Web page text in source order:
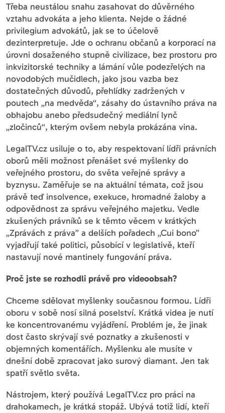
Třeba neustálou snahu zasahovat do důvěrného
vztahu advokáta a jeho klienta. Nejde o žádné
privilegium advokátů, jak se to účelově
dezinterpretuje. Jde o ochranu občanů a korporací na
úrovni dosaženého stupně civilizace, bez prostoru pro
inkvizitorské techniky a lámání vůle podezřelých na
novodobých mučidlech, jako jsou vazba bez
dostatečných důvodů, přehlídky zadržených v
poutech „na medvěda“, zásahy do ústavního práva na
obhajobu anebo předsudečný mediální lynč
„zločinců“, kterým ovšem nebyla prokázána vina.
LegalTV.cz usiluje o to, aby respektovaní lídři právních
oborů měli možnost přenášet své myšlenky do
veřejného prostoru, do světa veřejné správy a
byznysu. Zaměřuje se na aktuální témata, což jsou
právě teď insolvence, exekuce, hromadné žaloby a
odpovědnost za správu veřejného majetku. Vedle
zkušených právníků se k těmto věcem v krátkých
„Zprávách z práva” a delších pořadech „Cui bono”
vyjadřují také politici, působící v legislativě, kteří
nastavují nové mantinely fungování práva.
Proč jste se rozhodli právě pro videoobsah?
Chceme sdělovat myšlenky současnou formou. Lídři
oboru v sobě nosí silná poselství. Krátká videa je nutí
ke koncentrovanému vyjádření. Problém je, že jinak
dost často skrývají své poznatky a zkušenosti v
objemných komentářích. Myšlenku ale musíte v
dnešní době zpracovat jako surový diamant. Jen tak
spatří světlo světa.
Nástrojem, který používá LegalTV.cz pro práci na
drahokamech, je krátká stopáž. Ubývá totiž lidí, kteří